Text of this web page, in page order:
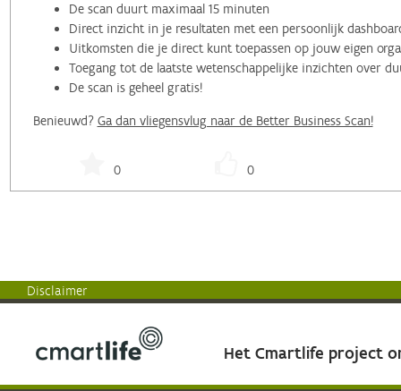
De scan duurt maximaal 15 minuten
Direct inzicht in je resultaten met een persoonlijk
Uitkomsten die je direct kunt toepassen op jouw eigen
Toegang tot de laatste wetenschappelijke inzichten over
De scan is geheel gratis!
Benieuwd? Ga dan vliegensvlug naar de Better Business Scan!
0 0
Disclaimer
Het Cmartlife project